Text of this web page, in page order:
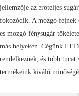
jellemzője az erőteljes
fokozódik. A mozgó fejnek
es mozgó fénysugár
más helyeken. Cégünk
rendelkeznek, és több
termékeink kiváló